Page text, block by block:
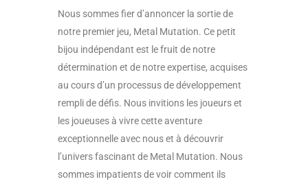
Nous sommes fier d’annoncer la sortie de
notre premier jeu, Metal Mutation. Ce petit
bijou indépendant est le fruit de notre
détermination et de notre expertise, acquises
au cours d’un processus de développement
rempli de défis. Nous invitions les joueurs et
les joueuses à vivre cette aventure
exceptionnelle avec nous et à découvrir
l’univers fascinant de Metal Mutation. Nous
sommes impatients de voir comment ils